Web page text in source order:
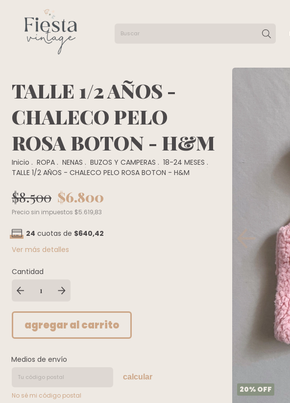
TALLE 1/2 AÑOS -
CHALECO PELO
ROSA BOTON - H&M
Inicio . ROPA . NENAS . BUZOS Y CAMPERAS . 18-24 MESES .
TALLE 1/2 AÑOS - CHALECO PELO ROSA BOTON - H&M
$8.500 $6.800
Precio sin impuestos $5.619,83
24 cuotas de $640,42
Ver más detalles
Cantidad
Medios de envío
calcular
No sé mi código postal
20% OFF